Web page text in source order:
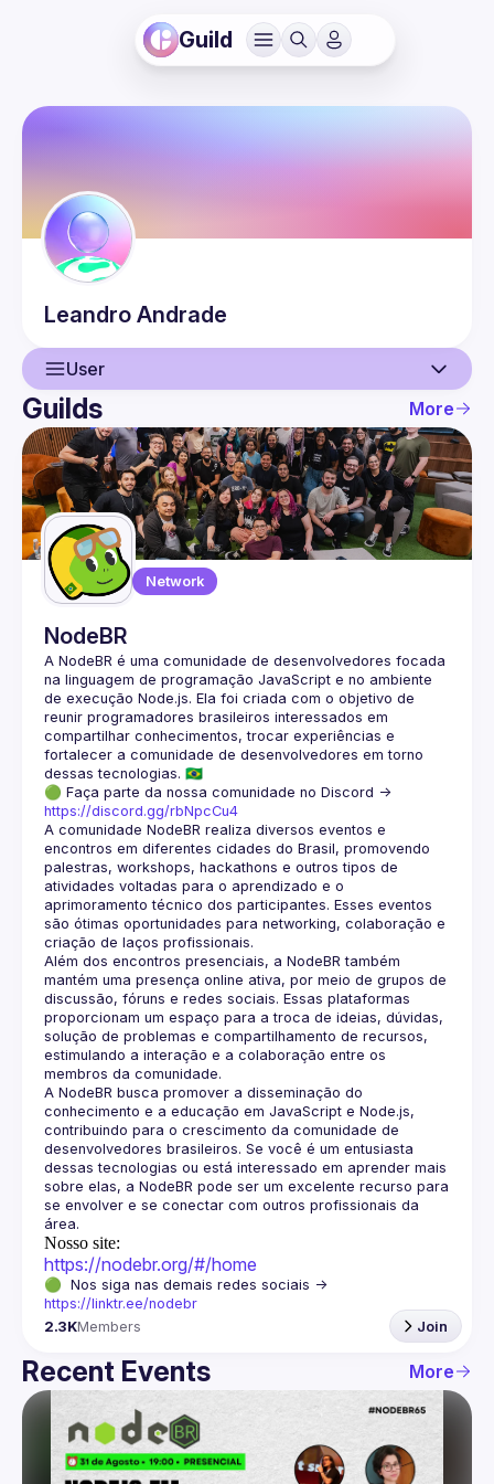
Guild
Leandro Andrade
User
User
Events
Guilds
Guilds More
Network
NodeBR
A NodeBR é uma comunidade de desenvolvedores focada
na linguagem de programação JavaScript e no ambiente
de execução Node.js. Ela foi criada com o objetivo de
reunir programadores brasileiros interessados em
compartilhar conhecimentos, trocar experiências e
fortalecer a comunidade de desenvolvedores em torno
🟢 Faça parte da nossa comunidade no Discord ->
https://discord.gg/rbNpcCu4
A comunidade NodeBR realiza diversos eventos e
encontros em diferentes cidades do Brasil, promovendo
palestras, workshops, hackathons e outros tipos de
atividades voltadas para o aprendizado e o
aprimoramento técnico dos participantes. Esses eventos
são ótimas oportunidades para networking, colaboração e
Além dos encontros presenciais, a NodeBR também
mantém uma presença online ativa, por meio de grupos de
discussão, fóruns e redes sociais. Essas plataformas
proporcionam um espaço para a troca de ideias, dúvidas,
solução de problemas e compartilhamento de recursos,
estimulando a interação e a colaboração entre os
A NodeBR busca promover a disseminação do
conhecimento e a educação em JavaScript e Node.js,
contribuindo para o crescimento da comunidade de
desenvolvedores brasileiros. Se você é um entusiasta
dessas tecnologias ou está interessado em aprender mais
sobre elas, a NodeBR pode ser um excelente recurso para
se envolver e se conectar com outros profissionais da
Nosso site:
https://nodebr.org/#/home
https://linktr.ee/nodebr
2.3KMembers Join
Recent Events More